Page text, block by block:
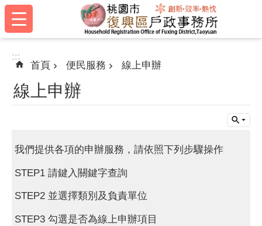
跳到主要內容區塊
:::
:::
首頁 便民服務 線上申辦
線上申辦
我們提供各項的申辦服務，請依照下列步驟操作
STEP1 請鍵入關鍵字查詢
STEP2 並選擇類別及負責單位
STEP3 勾選是否為線上申辦項目